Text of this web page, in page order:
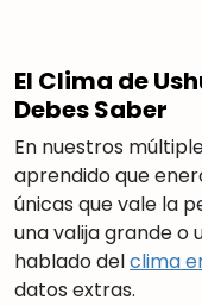
El Clima de
Debes Saber
En nuestros
aprendido que
únicas que vale la
una valija grande o
hablado delclima
datos extras.